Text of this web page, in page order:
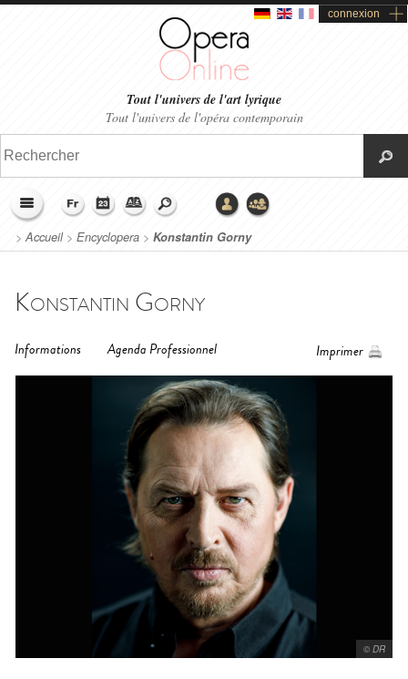
connexion
Tout l'univers de l'art lyrique
Tout l'univers de l'opéra contemporain
>Accueil> Encyclopera > Konstantin Gorny
Konstantin Gorny
Informations Agenda Professionnel Imprimer
© DR